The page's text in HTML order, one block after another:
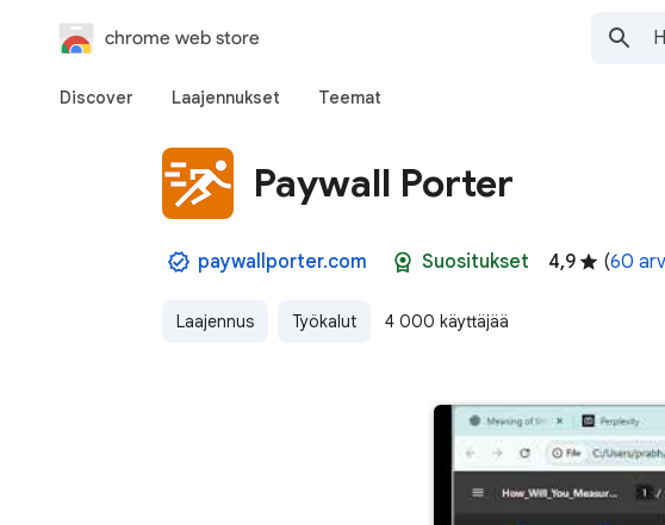
chrome web store
Discover Laajennukset Teemat
Paywall Porter
paywallporter.com Suositukset 4,9 (60
Laajennus Työkalut 4 000 käyttäjää